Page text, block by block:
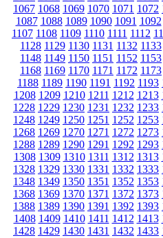
1067 1068 1069 1070 1071 1072
1087 1088 1089 1090 1091 1092
1107 1108 1109 1110 1111 1112
1128 1129 1130 1131 1132 1133
1148 1149 1150 1151 1152 1153
1168 1169 1170 1171 1172 1173
1188 1189 1190 1191 1192 1193
1208 1209 1210 1211 1212 1213
1228 1229 1230 1231 1232 1233
1248 1249 1250 1251 1252 1253
1268 1269 1270 1271 1272 1273
1288 1289 1290 1291 1292 1293
1308 1309 1310 1311 1312 1313
1328 1329 1330 1331 1332 1333
1348 1349 1350 1351 1352 1353
1368 1369 1370 1371 1372 1373
1388 1389 1390 1391 1392 1393
1408 1409 1410 1411 1412 1413
1428 1429 1430 1431 1432 1433